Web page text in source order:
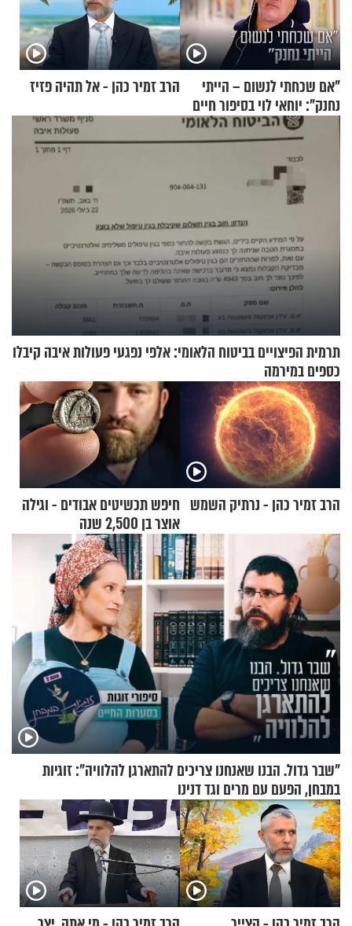
"אם שכחתי לנשום – הייתי
נחנק": יוחאי לוי בסיפור חיים
מעורר השראה
הרב זמיר כהן - אל תהיה פזיז
תרמית הפיצויים בביטוח הלאומי: אלפי נפגעי פעולות איבה קיבלו
כספים במירמה
הרב זמיר כהן - נרתיק השמש חיפש תכשיטים אבודים - וגילה
אוצר בן 2,500 שנה
"שבר גדול. הבנו שאנחנו צריכים להתארגן להלוויה": זוגיות
במבחן, הפעם עם מרים וגד דנינו